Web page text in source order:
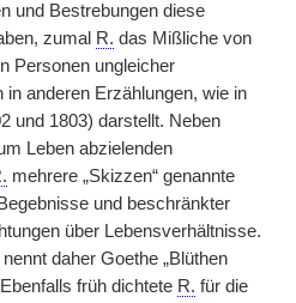
und Bestrebungen diese
zumal R. das Mißliche von
Personen ungleicher
in anderen Erzählungen, wie in
und 1803) darstellt. Neben
Leben abzielenden
mehrere „Skizzen“ genannte
und beschränkter
über Lebensverhältnisse.
daher Goethe „Blüthen
früh dichtete R. für die